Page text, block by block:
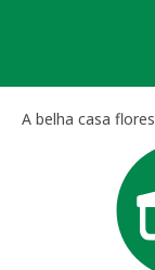
A belha casa